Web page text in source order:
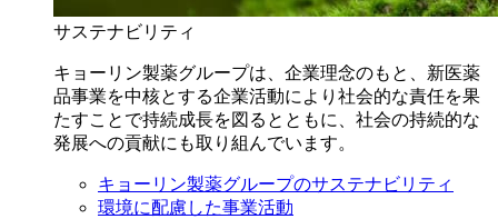
サステナビリティ
キョーリン製薬グループは、企業理念のもと、新医薬
品事業を中核とする企業活動により社会的な責任を果
たすことで持続成長を図るとともに、社会の持続的な
発展への貢献にも取り組んでいます。
キョーリン製薬グループのサステナビリティ
環境に配慮した事業活動